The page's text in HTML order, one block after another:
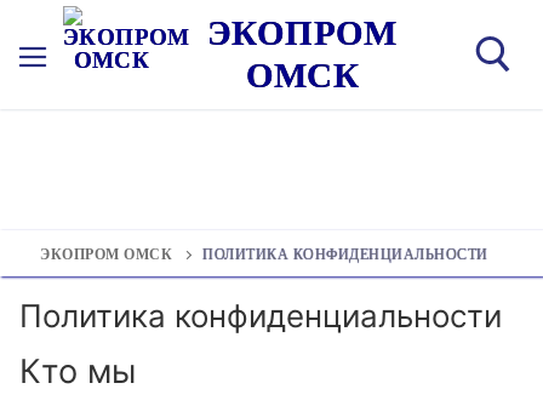
Перейти
содержимому
ЭКОПРОМ
ОМСК
ЭКОПРОМ ОМСК ПОЛИТИКА КОНФИДЕНЦИАЛЬНОСТИ
Политика конфиденциальности
Кто мы